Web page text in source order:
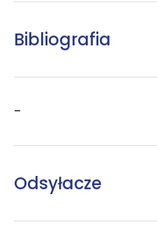
Bibliografia
–
Odsyłacze